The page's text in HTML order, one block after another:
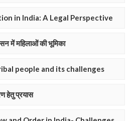
in India: A Legal Perspective
में महिलाओं की भूमिका
people and its challenges
हेतु प्रयास